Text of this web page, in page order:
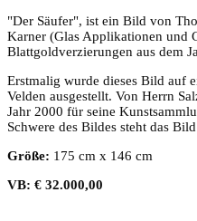
"Der Säufer", ist ein Bild von
Karner (Glas Applikationen und
Blattgoldverzierungen aus dem
Erstmalig wurde dieses Bild auf
Velden ausgestellt. Von Herrn
Jahr 2000 für seine
Schwere des Bildes steht das
Größe: 175 cm x 146 cm
VB: € 32.000,00